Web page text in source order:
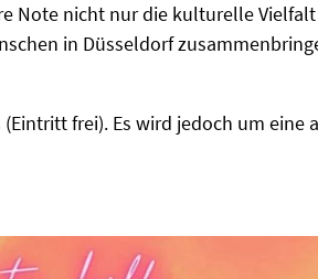
Note nicht nur die kulturelle
in Düsseldorf
frei). Es wird jedoch um eine